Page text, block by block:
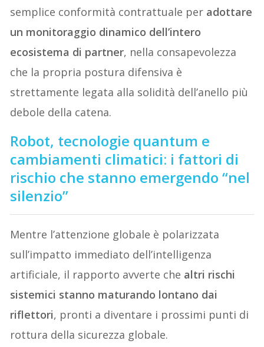
semplice conformità contrattuale per adottare
un monitoraggio dinamico dell’intero
ecosistema di partner, nella consapevolezza
che la propria postura difensiva è
strettamente legata alla solidità dell’anello più
debole della catena.
Robot, tecnologie quantum e
cambiamenti climatici: i fattori di
rischio che stanno emergendo “nel
silenzio”
Mentre l’attenzione globale è polarizzata
sull’impatto immediato dell’intelligenza
artificiale, il rapporto avverte che altri rischi
sistemici stanno maturando lontano dai
riflettori, pronti a diventare i prossimi punti di
rottura della sicurezza globale.